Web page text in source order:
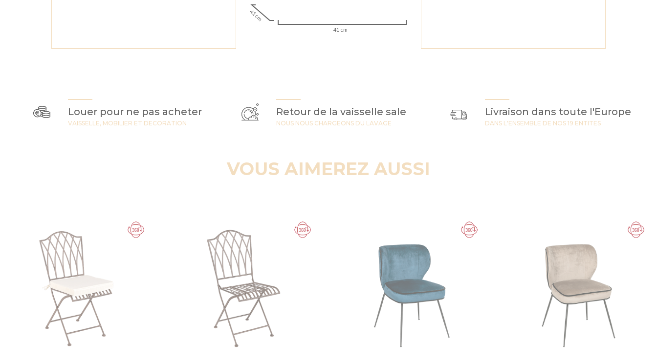
41 cm
41 cm
Louer pour ne pas acheter
VAISSELLE, MOBILIER ET DECORATION
Retour de la vaisselle sale
NOUS NOUS CHARGEONS DU LAVAGE
Livraison dans toute l'Europe
DANS L'ENSEMBLE DE NOS 19 ENTITES
VOUS AIMEREZ AUSSI